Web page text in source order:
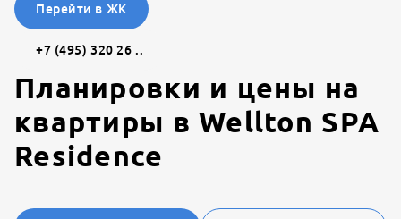
Перейти в ЖК
+7 (495) 320 26 ..
Планировки и цены на
квартиры вWellton SPA
Residence